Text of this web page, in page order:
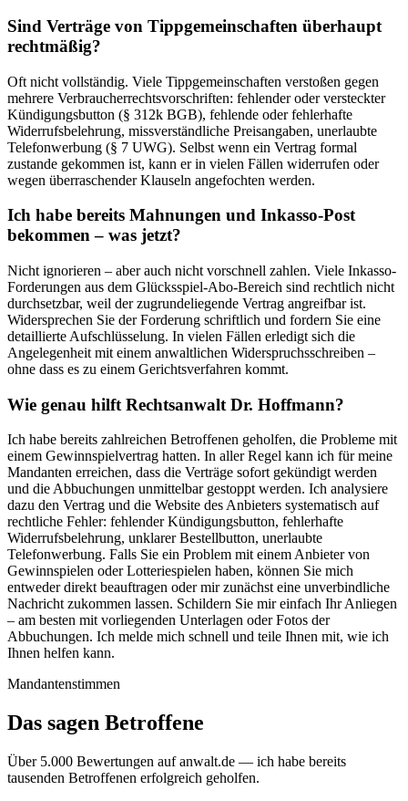
Sind Verträge von Tippgemeinschaften überhaupt
rechtmäßig?
Oft nicht vollständig. Viele Tippgemeinschaften verstoßen gegen
mehrere Verbraucherrechtsvorschriften: fehlender oder versteckter
Kündigungsbutton (§ 312k BGB), fehlende oder fehlerhafte
Widerrufsbelehrung, missverständliche Preisangaben, unerlaubte
Telefonwerbung (§ 7 UWG). Selbst wenn ein Vertrag formal
zustande gekommen ist, kann er in vielen Fällen widerrufen oder
wegen überraschender Klauseln angefochten werden.
Ich habe bereits Mahnungen und Inkasso-Post
bekommen – was jetzt?
Nicht ignorieren – aber auch nicht vorschnell zahlen. Viele Inkasso-
Forderungen aus dem Glücksspiel-Abo-Bereich sind rechtlich nicht
durchsetzbar, weil der zugrundeliegende Vertrag angreifbar ist.
Widersprechen Sie der Forderung schriftlich und fordern Sie eine
detaillierte Aufschlüsselung. In vielen Fällen erledigt sich die
Angelegenheit mit einem anwaltlichen Widerspruchsschreiben –
ohne dass es zu einem Gerichtsverfahren kommt.
Wie genau hilft Rechtsanwalt Dr. Hoffmann?
Ich habe bereits zahlreichen Betroffenen geholfen, die Probleme mit
einem Gewinnspielvertrag hatten. In aller Regel kann ich für meine
Mandanten erreichen, dass die Verträge sofort gekündigt werden
und die Abbuchungen unmittelbar gestoppt werden. Ich analysiere
dazu den Vertrag und die Website des Anbieters systematisch auf
rechtliche Fehler: fehlender Kündigungsbutton, fehlerhafte
Widerrufsbelehrung, unklarer Bestellbutton, unerlaubte
Telefonwerbung. Falls Sie ein Problem mit einem Anbieter von
Gewinnspielen oder Lotteriespielen haben, können Sie mich
entweder direkt beauftragen oder mir zunächst eine unverbindliche
Nachricht zukommen lassen. Schildern Sie mir einfach Ihr Anliegen
– am besten mit vorliegenden Unterlagen oder Fotos der
Abbuchungen. Ich melde mich schnell und teile Ihnen mit, wie ich
Ihnen helfen kann.
Mandantenstimmen
Das sagen Betroffene
Über 5.000 Bewertungen auf anwalt.de — ich habe bereits
tausenden Betroffenen erfolgreich geholfen.